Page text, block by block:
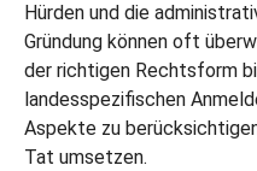
Hürden und die
Gründung können oft
der richtigen Rechtsform
landesspezifischen
Aspekte zu
Tat umsetzen.